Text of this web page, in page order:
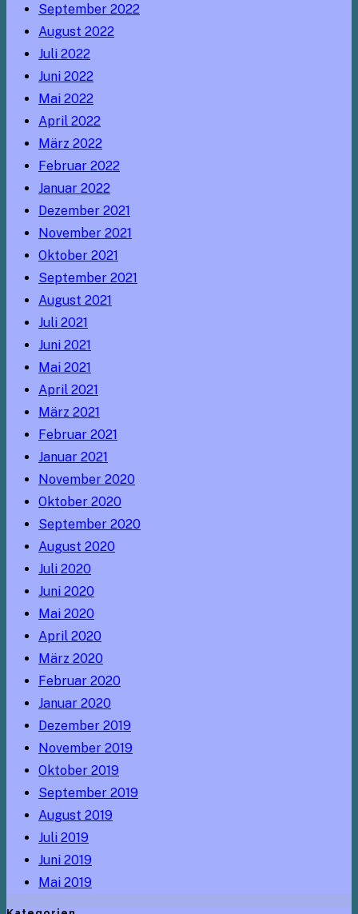
September 2022
August 2022
Juli 2022
Juni 2022
Mai 2022
April 2022
März 2022
Februar 2022
Januar 2022
Dezember 2021
November 2021
Oktober 2021
September 2021
August 2021
Juli 2021
Juni 2021
Mai 2021
April 2021
März 2021
Februar 2021
Januar 2021
November 2020
Oktober 2020
September 2020
August 2020
Juli 2020
Juni 2020
Mai 2020
April 2020
März 2020
Februar 2020
Januar 2020
Dezember 2019
November 2019
Oktober 2019
September 2019
August 2019
Juli 2019
Juni 2019
Mai 2019